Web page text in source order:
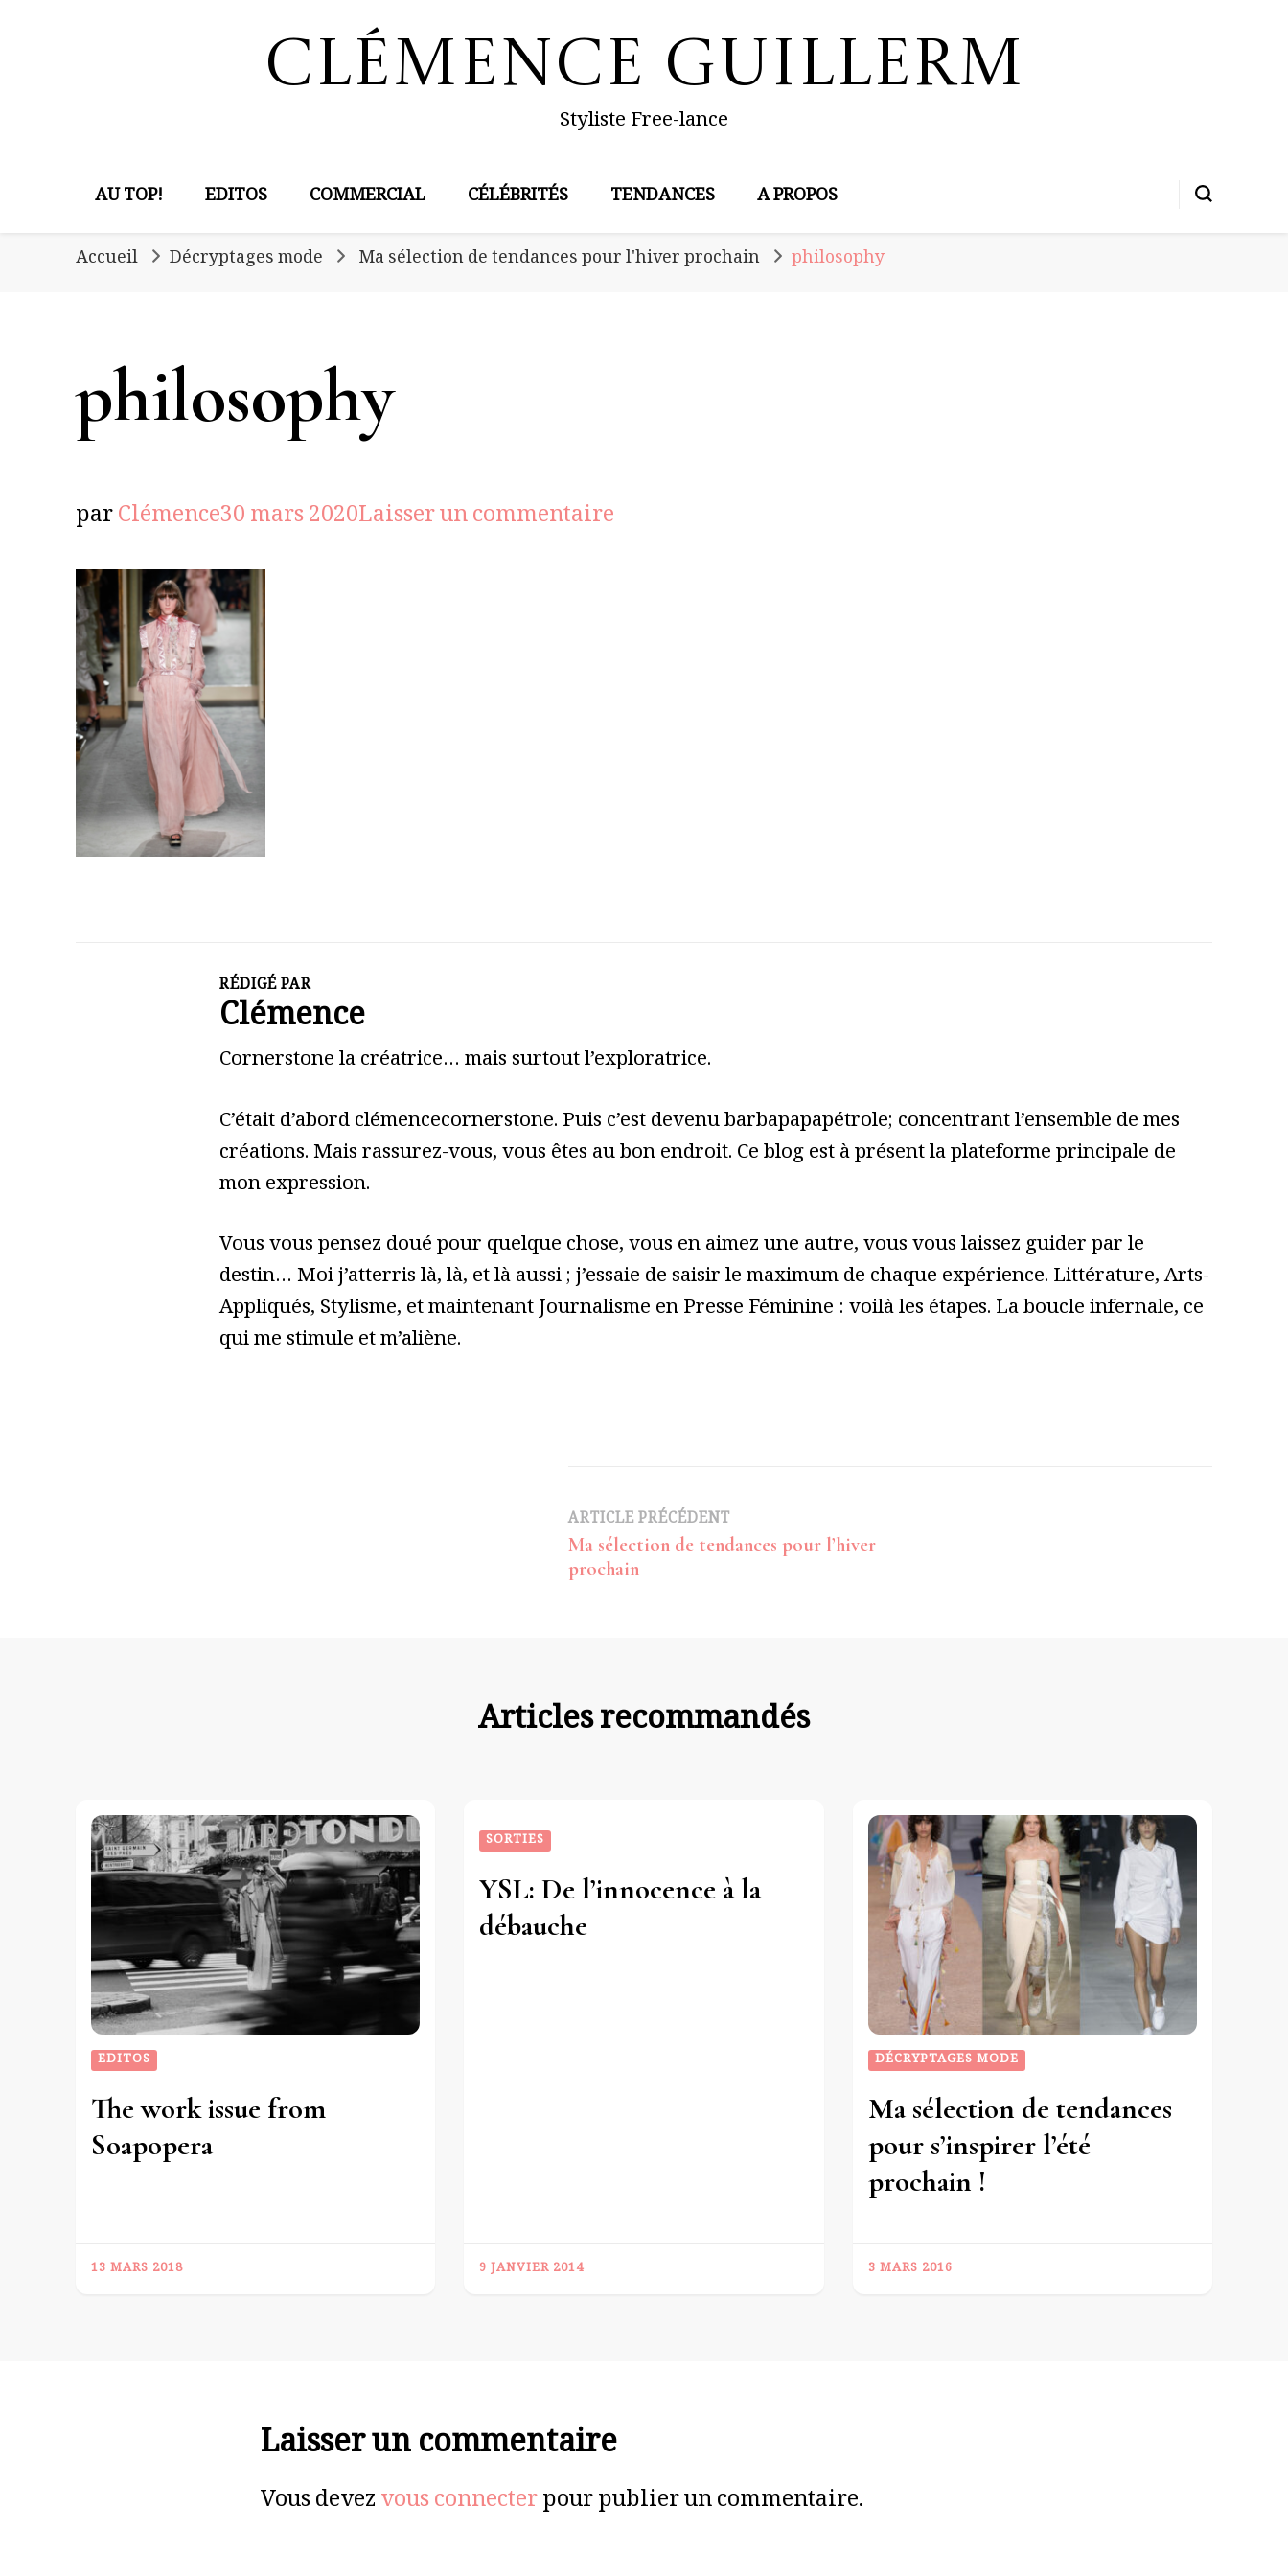
Clémence Guillerm
Styliste Free-lance
AU TOP! EDITOS COMMERCIAL CÉLÉBRITÉS TENDANCES A PROPOS
Accueil Décryptages mode Ma sélection de tendances pour l'hiver prochain philosophy
philosophy
parClémence30 mars 2020Laisser un commentaire
RÉDIGÉ PAR
Clémence
Cornerstone la créatrice… mais surtout l’exploratrice.
C’était d’abord clémencecornerstone. Puis c’est devenu barbapapapétrole; concentrant l’ensemble de mes
créations. Mais rassurez-vous, vous êtes au bon endroit. Ce blog est à présent la plateforme principale de
mon expression.
Vous vous pensez doué pour quelque chose, vous en aimez une autre, vous vous laissez guider par le
destin… Moi j’atterris là, là, et là aussi ; j’essaie de saisir le maximum de chaque expérience. Littérature, Arts-
Appliqués, Stylisme, et maintenant Journalisme en Presse Féminine : voilà les étapes. La boucle infernale, ce
qui me stimule et m’aliène.
Navigation
d’article
ARTICLE PRÉCÉDENT
Ma sélection de tendances pour l’hiver
prochain
Articles recommandés
EDITOS
The work issue from
Soapopera
13 MARS 2018
SORTIES
YSL: De l’innocence à la
débauche
9 JANVIER 2014
DÉCRYPTAGES MODE
Ma sélection de tendances
pour s’inspirer l’été
prochain !
3 MARS 2016
Laisser un commentaire
Vous devezvous connecterpour publier un commentaire.